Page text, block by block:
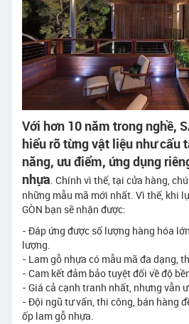
Với hơn 10 năm trong nghề,
hiểu rõ từng vật liệu như cấu
năng, ưu điểm, ứng dụng
nhựa. Chính vì thế, tại cửa hàng,
những mẫu mã mới nhất. Vì thế, khi
GÒN bạn sẽ nhận được:
- Đáp ứng được số lượng hàng hóa
lượng.
- Lam gỗ nhựa có mẫu mã đa dạng,
- Cam kết đảm bảo tuyệt đối về độ
- Giá cả cạnh tranh nhất, nhưng vẫn
- Đội ngũ tư vấn, thi công, bán hàng
ốp lam gỗ nhựa.